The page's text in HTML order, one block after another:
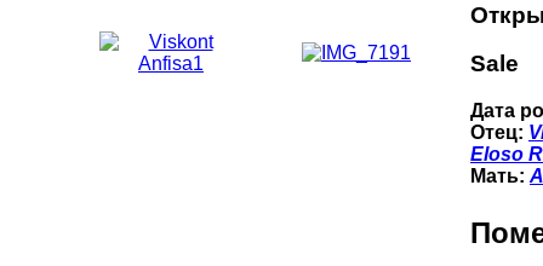
Sale
Дата
Отец:
Eloso
Мать: